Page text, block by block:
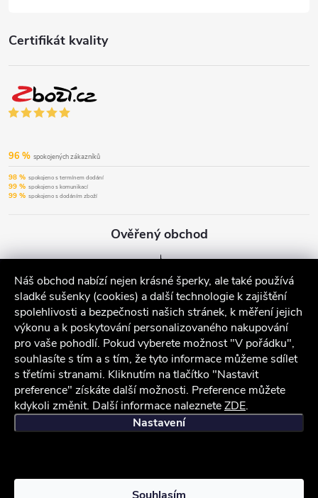
Náš obchod nabízí nejen krásné šperky, ale také používá
sladké sušenky (cookies) a další technologie k zajištění
spolehlivosti a bezpečnosti našich stránek, k měření jejich
výkonu a k poskytování personalizovaného nakupování
pro vaše pohodlí. Pokud vyberete možnost "V pořádku",
souhlasíte s tím a s tím, že tyto informace můžeme sdílet
s třetími stranami. Kliknutím na tlačítko "Nastavit
preference" získáte další možnosti. Preference můžete
kdykoli změnit. Další informace nalezneteZDE.
Nastavení
Certifikát kvality
96 % spokojených zákazníků
98 % spokojeno s termínem dodání
99 % spokojeno s komunikací
99 % spokojeno s dodáním zboží
Ověřený obchod
iocel.cz Obchodní podmínky Ochrana osobních údajů
Chcete slevu 100
Ano Ne